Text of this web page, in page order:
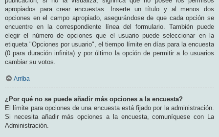
apropiados para crear encuestas. Inserte un título y al menos dos
opciones en el campo apropiado, asegurándose de que cada opción se
encuentre en la correspondiente línea del formulario. También puede
elegir el número de opciones que el usuario puede seleccionar en la
etiqueta "Opciones por usuario", el tiempo límite en días para la encuesta
(0 para duración infinita) y por último la opción de permitir a lo usuarios
cambiar su votos.
Arriba
¿Por qué no se puede añadir más opciones a la encuesta?
El límite para opciones de una encuesta está fijado por la administración.
Si necesita añadir más opciones a la encuesta, comuníquese con La
Administración.